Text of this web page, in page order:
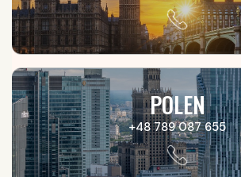
POLEN
+48 789 087 655